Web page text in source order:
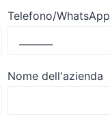
Telefono/WhatsApp
Nome dell'azienda